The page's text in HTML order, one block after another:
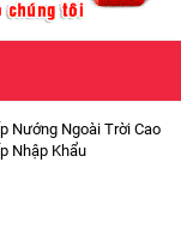
Nướng Ngoài Trời Cao
Nhập Khẩu